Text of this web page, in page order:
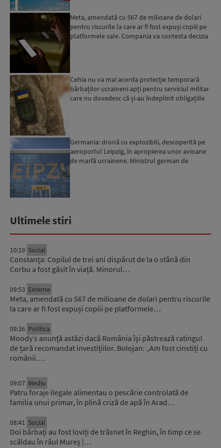
Meta, amendată cu 567 de milioane de dolari
pentru riscurile la care ar fi fost expuși copiii pe
platformele sale. Compania va contesta decizia
Cehia nu va mai acorda protecție temporară
bărbaților ucraineni apți pentru serviciul militar
care nu dovedesc că și-au îndeplinit obligațiile
Germania: dronă cu explozibili, descoperită pe
aeroportul Leipzig, în apropierea unor avioane
de marfă ucrainene. Ministrul german de
Ultimele stiri
10:19 Social
Constanța: Copilul de trei ani dispărut de la o stână din
Corbu a fost găsit în viață. Minorul…
09:53 Externe
Meta, amendată cu 567 de milioane de dolari pentru riscurile
la care ar fi fost expuși copiii pe platformele…
09:36 Politica
Moody’s anunță astăzi dacă România își păstrează ratingul
de țară recomandat investițiilor. Bolojan: „Am fost cinstiți cu
românii.…
09:07 Mediu
Patru foraje ilegale alimentau o pescărie controlată de
familia unui primar, în plină criză de apă în Arad…
08:41 Social
Doi bărbați au fost loviți de trăsnet în Reghin, în timp ce se
scăldau în râul Mureș |…